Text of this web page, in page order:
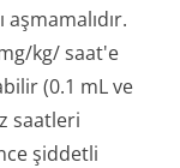
kg/ saat'e
(0.1 mL ve
saatleri
şiddetli